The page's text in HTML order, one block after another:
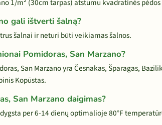
1/m² (30cm tarpas) atstumu kvadratinės
gali ištverti šalną?
šalnai ir neturi būti veikiamas šalnos.
Pomidoras, San Marzano?
San Marzano yra Česnakas, Šparagas,
Kopūstas.
San Marzano daigimas?
per 6-14 dienų optimalioje 80°F